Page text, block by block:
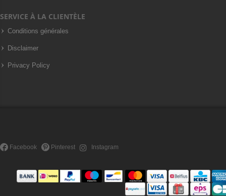
SERVICE À LA CLIENTÈLE
Conditions générales
Disclaimer
Privacy Policy
Facebook Pinterest Instagram